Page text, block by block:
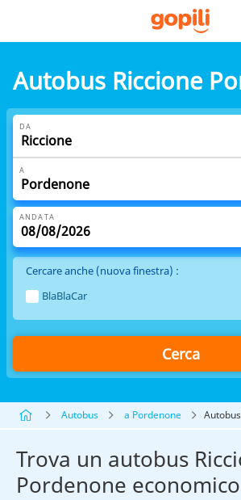
Autobus Riccione
DA
A
ANDATA
Cercare anche (nuova finestra) :
BlaBlaCar
Cerca
Autobus a Pordenone
Trova un autobus
Pordenone economico